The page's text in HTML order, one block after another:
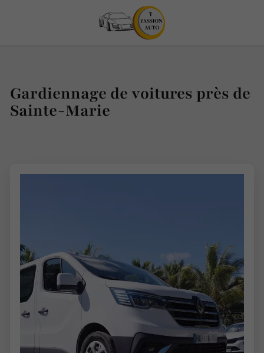
Gardiennage de voitures près de
Sainte-Marie